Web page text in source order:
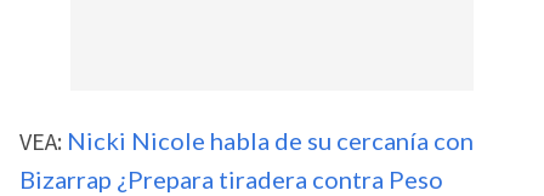
VEA: Nicki Nicole habla de su cercanía con
Bizarrap ¿Prepara tiradera contra Peso